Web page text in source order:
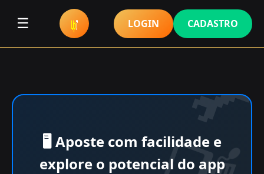
☰ LOGIN CADASTRO
🖥 Aposte com facilidade e
explore o potencial do app